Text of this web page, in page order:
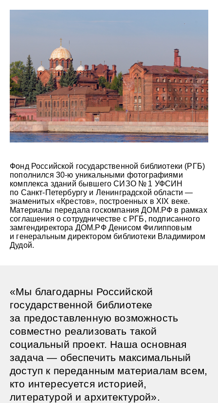
Фонд Российской государственной библиотеки (РГБ)
пополнился 30-ю уникальными фотографиями
комплекса зданий бывшего СИЗО № 1 УФСИН
по Санкт-Петербургу и Ленинградской области —
знаменитых «Крестов», построенных в XIX веке.
Материалы передала госкомпания ДОМ.РФ в рамках
соглашения о сотрудничестве с РГБ, подписанного
замгендиректора ДОМ.РФ Денисом Филипповым
и генеральным директором библиотеки Владимиром
Дудой.
«Мы благодарны Российской
государственной библиотеке
за предоставленную возможность
совместно реализовать такой
социальный проект. Наша основная
задача — обеспечить максимальный
доступ к переданным материалам всем,
кто интересуется историей,
литературой и архитектурой».